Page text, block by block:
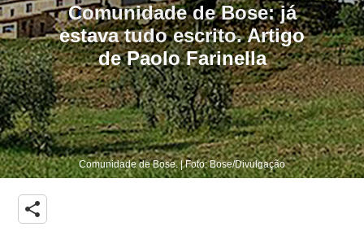
Comunidade de Bose: já
estava tudo escrito. Artigo
de Paolo Farinella
Comunidade de Bose. | Foto: Bose/Divulgação
share